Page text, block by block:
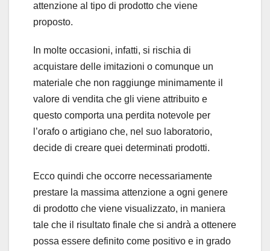
attenzione al tipo di prodotto che viene
proposto.
In molte occasioni, infatti, si rischia di
acquistare delle imitazioni o comunque un
materiale che non raggiunge minimamente il
valore di vendita che gli viene attribuito e
questo comporta una perdita notevole per
l’orafo o artigiano che, nel suo laboratorio,
decide di creare quei determinati prodotti.
Ecco quindi che occorre necessariamente
prestare la massima attenzione a ogni genere
di prodotto che viene visualizzato, in maniera
tale che il risultato finale che si andrà a ottenere
possa essere definito come positivo e in grado